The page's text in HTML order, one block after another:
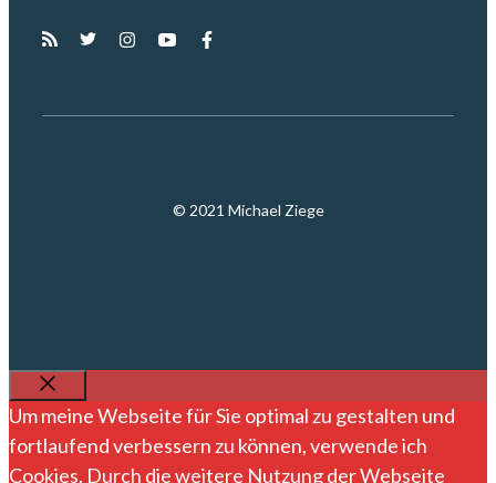
© 2021 Michael Ziege
SCHLIESSEN
Um meine Webseite für Sie optimal zu gestalten und
fortlaufend verbessern zu können, verwende ich
Cookies. Durch die weitere Nutzung der Webseite